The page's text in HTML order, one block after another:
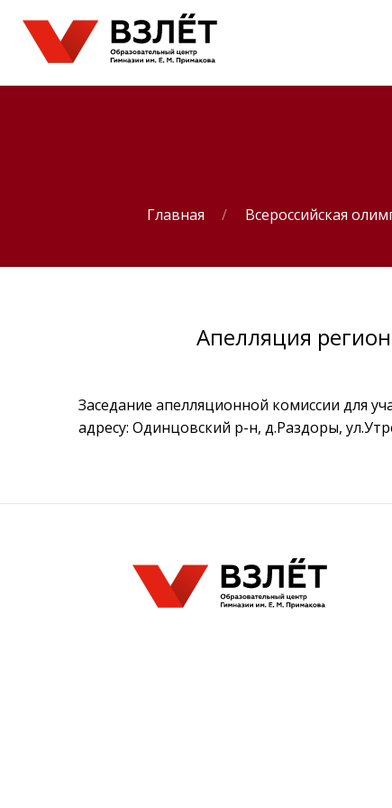
Главная Всероссийская
Апелляция
Заседание апелляционной комиссии для
адресу: Одинцовский р-н, д.Раздоры,